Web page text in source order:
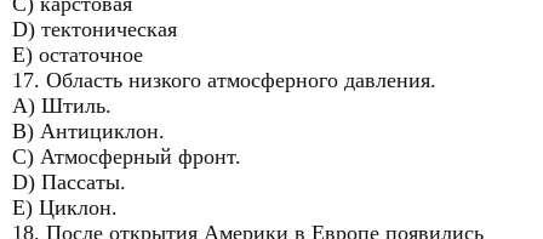
D) тектоническая
E) остаточное
17. Область низкого атмосферного давления.
A) Штиль.
B) Антициклон.
C) Атмосферный фронт.
D) Пассаты.
E) Циклон.
18. После открытия Америки в Европе появились